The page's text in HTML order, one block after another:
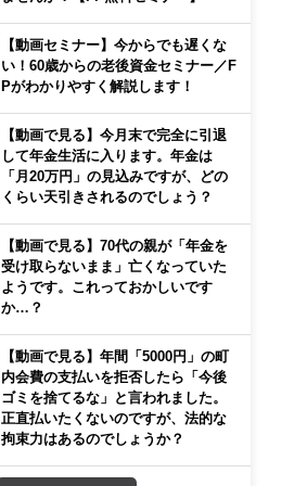
【動画セミナー】今からでも遅くな
い！60歳からの老後資金セミナー／F
Pがわかりやすく解説します！
【動画で見る】今月末で完全に引退
して年金生活に入ります。年金は
「月20万円」の見込みですが、どの
くらい天引きされるのでしょう？
【動画で見る】70代の親が「年金を
受け取らないまま」亡くなっていた
ようです。これっておかしいです
か…？
【動画で見る】年間「5000円」の町
内会費の支払いを拒否したら「今後
ゴミを捨てるな」と言われました。
正直払いたくないのですが、法的な
拘束力はあるのでしょうか？